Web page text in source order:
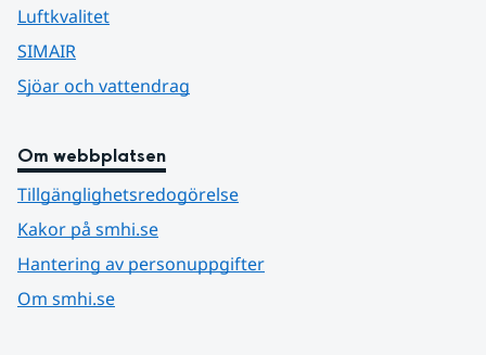
Luftkvalitet
SIMAIR
Sjöar och vattendrag
Om webbplatsen
Tillgänglighetsredogörelse
Kakor på smhi.se
Hantering av personuppgifter
Om smhi.se